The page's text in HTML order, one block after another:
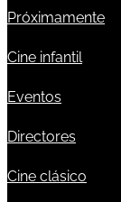
Próximamente
Cine infantil
Eventos
Directores
Cine clásico